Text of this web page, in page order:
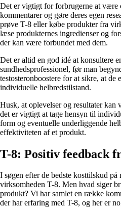
Det er vigtigt for forbrugerne at være
kommentarer og gøre deres egen
prøve T-8 eller købe produkter fra
læse produkternes ingredienser og
der kan være forbundet med dem.
Det er altid en god idé at konsultere
sundhedsprofessionel, før man
testosteronboostere for at sikre, at de
individuelle helbredstilstand.
Husk, at oplevelser og resultater kan
det er vigtigt at tage hensyn til
form og eventuelle underliggende
effektiviteten af et produkt.
T-8: Positiv feedback
I søgen efter de bedste kosttilskud på
virksomheden T-8. Men hvad siger
produkt? Vi har samlet en række
der har erfaring med T-8, og her er